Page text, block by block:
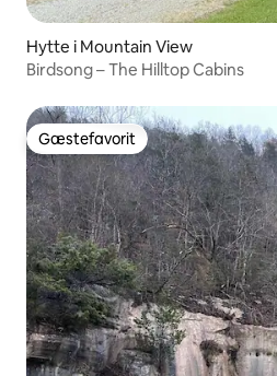
Hytte i Mountain View
Birdsong – The Hilltop Cabins
Gæstefavorit
Gæstefavorit